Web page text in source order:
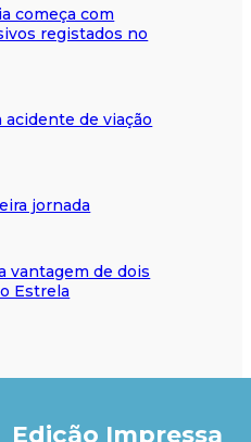
começa com
registados no
de viação
jornada
vantagem de dois
Estrela
Edição Impressa